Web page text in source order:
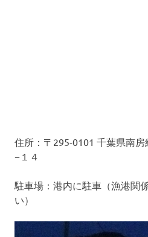
住所：〒295-0101 千葉県南
−１４
駐車場：港内に駐車（漁港関
い）